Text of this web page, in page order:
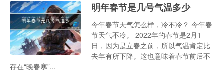
明年春节是几号气温多少
今年春节天气怎么样，冷不冷？ 今年春
节天气不冷。 2022年的春节是2月1
日，因为是立春之前，所以气温肯定比
去年有所下降。这也意味着春节前后不
存在“晚春寒”...